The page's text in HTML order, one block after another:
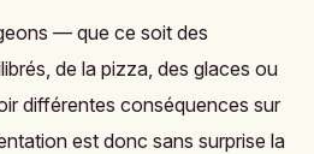
— que ce soit des
de la pizza, des glaces ou
différentes conséquences sur
est donc sans surprise la